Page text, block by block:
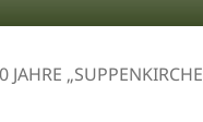
JAHRE